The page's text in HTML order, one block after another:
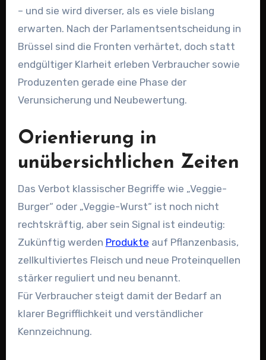
– und sie wird diverser, als es viele bislang
erwarten. Nach der Parlamentsentscheidung in
Brüssel sind die Fronten verhärtet, doch statt
endgültiger Klarheit erleben Verbraucher sowie
Produzenten gerade eine Phase der
Verunsicherung und Neubewertung.
Orientierung in
unübersichtlichen Zeiten
Das Verbot klassischer Begriffe wie „Veggie-
Burger“ oder „Veggie-Wurst“ ist noch nicht
rechtskräftig, aber sein Signal ist eindeutig:
Zukünftig werden Produkte auf Pflanzenbasis,
zellkultiviertes Fleisch und neue Proteinquellen
stärker reguliert und neu benannt.
Für Verbraucher steigt damit der Bedarf an
klarer Begrifflichkeit und verständlicher
Kennzeichnung.